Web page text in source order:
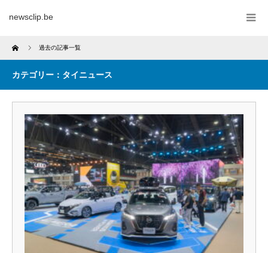
newsclip.be
Home 過去の記事一覧
カテゴリー：タイニュース